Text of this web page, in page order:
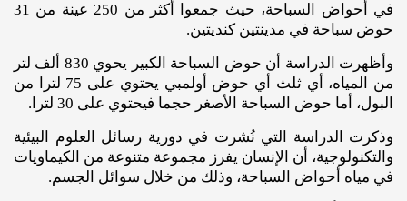
في أحواض السباحة، حيث جمعوا أكثر من 250 عينة من 31
حوض سباحة في مدينتين كنديتين.
وأظهرت الدراسة أن حوض السباحة الكبير يحوي 830 ألف لتر
من المياه، أي ثلث أي حوض أولمبي يحتوي على 75 لترا من
البول، أما حوض السباحة الأصغر حجما فيحتوي على 30 لترا.
وذكرت الدراسة التي نُشرت في دورية رسائل العلوم البيئية
والتكنولوجية، أن الإنسان يفرز مجموعة متنوعة من الكيماويات
في مياه أحواض السباحة، وذلك من خلال سوائل الجسم.